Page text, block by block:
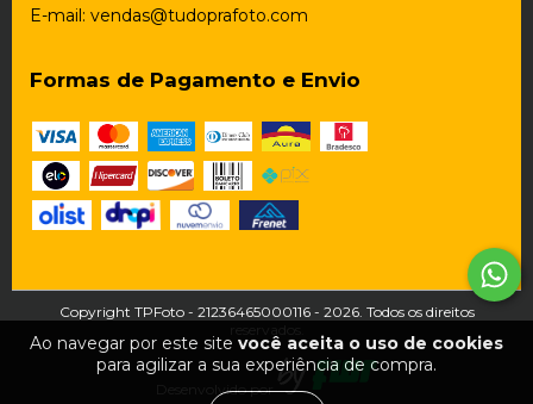
Ao navegar por este site você aceita o uso de cookies
para agilizar a sua experiência de compra.
E-mail: vendas@tudoprafoto.com
Formas de Pagamento e Envio
Copyright TPFoto - 21236465000116 - 2026. Todos os direitos
Desenvolvido por